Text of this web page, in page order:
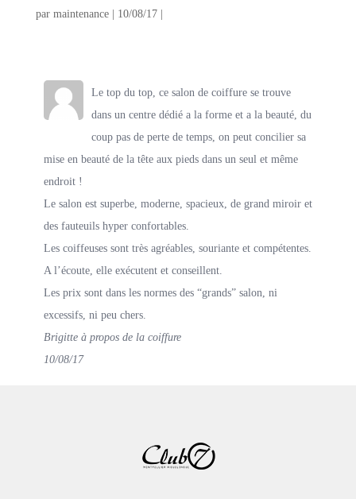
par maintenance| 10/08/17|
Le top du top, ce salon de coiffure se trouve
dans un centre dédié a la forme et a la beauté, du
coup pas de perte de temps, on peut concilier sa
mise en beauté de la tête aux pieds dans un seul et même
endroit !
Le salon est superbe, moderne, spacieux, de grand miroir et
des fauteuils hyper confortables.
Les coiffeuses sont très agréables, souriante et compétentes.
A l’écoute, elle exécutent et conseillent.
Les prix sont dans les normes des “grands” salon, ni
excessifs, ni peu chers.
Brigitte à propos de la coiffure
10/08/17